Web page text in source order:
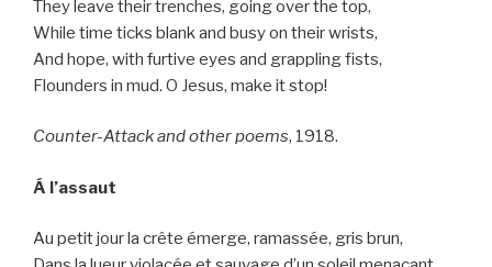
They leave their trenches, going over the top,
While time ticks blank and busy on their wrists,
And hope, with furtive eyes and grappling fists,
Flounders in mud. O Jesus, make it stop!
Counter-Attack and other poems, 1918.
Á l’assaut
Au petit jour la crête émerge, ramassée, gris brun,